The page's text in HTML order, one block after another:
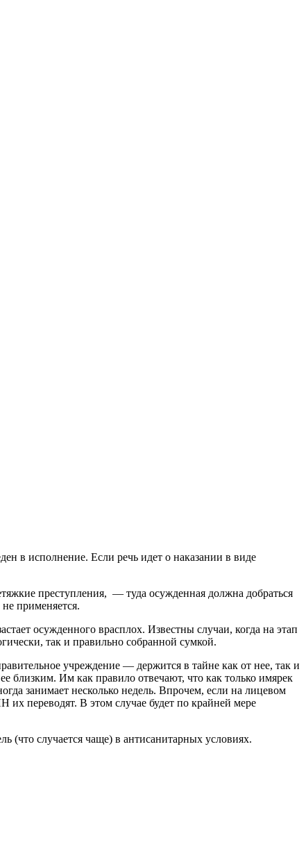
в исполнение. Если речь идет о наказании в виде
преступления, — туда осужденная должна добраться
применяется.
осужденного врасплох. Известны случаи, когда на этап
так и правильно собранной сумкой.
учреждение — держится в тайне как от нее, так и
близким. Им как правило отвечают, что как только имярек
занимает несколько недель. Впрочем, если на лицевом
их переводят. В этом случае будет по крайней мере
(что случается чаще) в антисанитарных условиях.